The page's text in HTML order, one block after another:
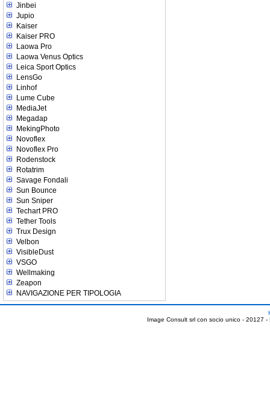
Jinbei
Jupio
Kaiser
Kaiser PRO
Laowa Pro
Laowa Venus Optics
Leica Sport Optics
LensGo
Linhof
Lume Cube
MediaJet
Megadap
MekingPhoto
Novoflex
Novoflex Pro
Rodenstock
Rotatrim
Savage Fondali
Sun Bounce
Sun Sniper
Techart PRO
Tether Tools
Trux Design
Velbon
VisibleDust
VSGO
Wellmaking
Zeapon
NAVIGAZIONE PER TIPOLOGIA
Image Consult srl con socio unico - 20127